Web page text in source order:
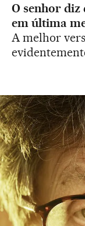
O senhor diz
em última
A melhor